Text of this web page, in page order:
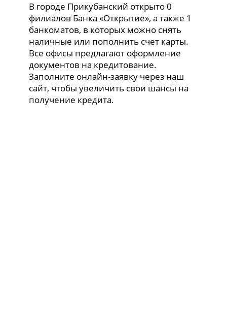
В городе Прикубанский открыто 0
филиалов Банка «Открытие», а также 1
банкоматов, в которых можно снять
наличные или пополнить счет карты.
Все офисы предлагают оформление
документов на кредитование.
Заполните онлайн-заявку через наш
сайт, чтобы увеличить свои шансы на
получение кредита.